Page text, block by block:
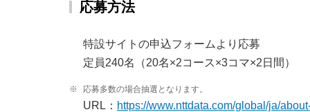
応募方法
特設サイトの申込フォームより応募
定員240名（20名×2コース×3コマ×2日間）
※ 応募多数の場合抽選となります。
URL： https://www.nttdata.com/global/ja/